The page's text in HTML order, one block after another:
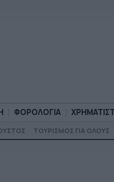
ΦΟΡΟΛΟΓΙΑ
ΤΟΥΡΙΣΜΟΣ ΓΙΑ ΟΛΟΥΣ